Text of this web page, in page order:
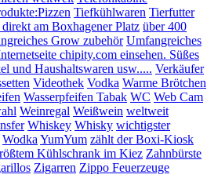
Tiefkühlwaren Tierfutter
am Boxhagener Platz über 400
Grow zubehör Umfangreiches
chipity.com einsehen. Süßes
und Haushaltswaren usw..... Verkäufer
Videothek Vodka Warme Brötchen
Wasserpfeifen Tabak WC Web Cam
Weinregal Weißwein weltweit
Whiskey Whisky wichtigster
Wodka YumYum zählt der Boxi-Kiosk
Kühlschrank im Kiez Zahnbürste
Zigarren Zippo Feuerzeuge